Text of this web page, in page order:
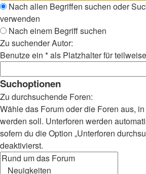
Nach allen Begriffen suchen oder
verwenden
Nach einem Begriff suchen
Zu suchender Autor:
Benutze ein * als Platzhalter für
Suchoptionen
Zu durchsuchende Foren:
Wähle das Forum oder die Foren aus,
werden soll. Unterforen werden
sofern du die Option „Unterforen
deaktivierst.